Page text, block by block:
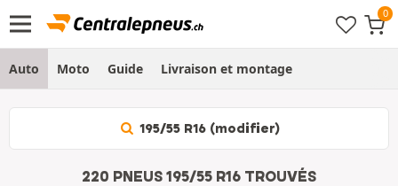
Auto Moto Guide Livraison et montage
195/55 R16 (modifier)
220 PNEUS 195/55 R16 TROUVÉS